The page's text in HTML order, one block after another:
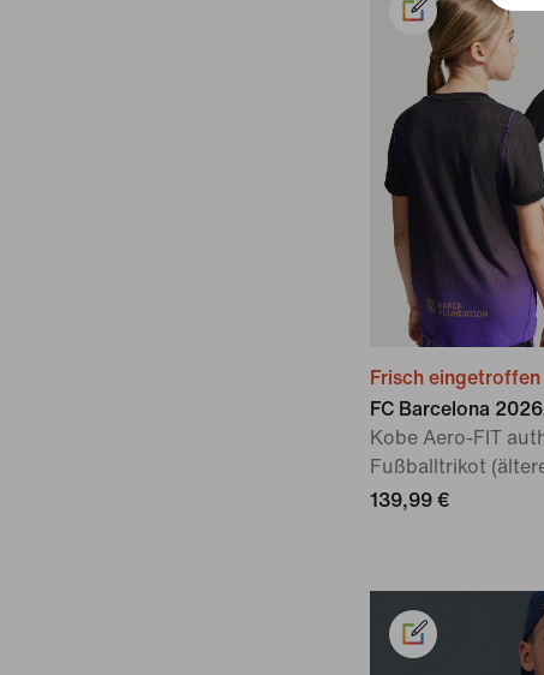
Frisch eingetroffen
FC Barcelona
Kobe Aero-FIT
Fußballtrikot
139,99 €